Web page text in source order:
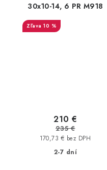
30x10-14, 6 PR M918
10 %
2-7 dní
170,73 € bez DPH
210 €
235 €